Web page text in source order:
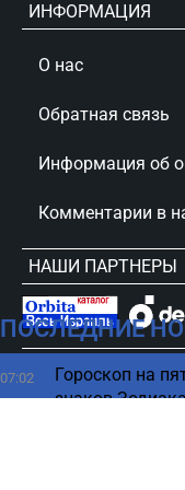
ПОСЛЕДНИЕ
07:02
Гороскоп на
знаков
ИНФОРМАЦИЯ
О нас
Обратная связь
Информация об
Комментарии в
НАШИ ПАРТНЕРЫ
сursorinfo.co.il ©